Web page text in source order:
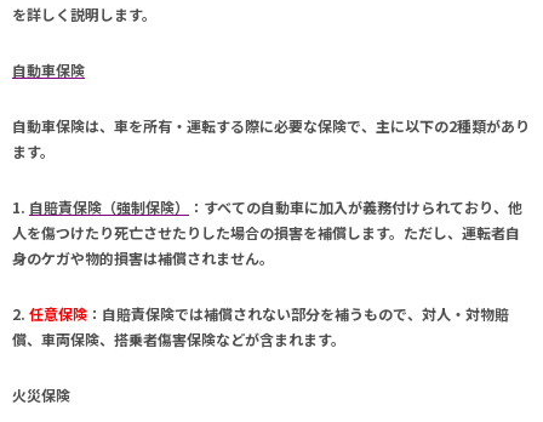
を詳しく説明します。
自動車保険
自動車保険は、車を所有・運転する際に必要な保険で、主に以下の2種類があり
ます。
1. 自賠責保険（強制保険）
：すべての自動車に加入が義務付けられており、他
人を傷つけたり死亡させたりした場合の損害を補償します。ただし、運転者自
身のケガや物的損害は補償されません。
2. 任意保険 ：自賠責保険では補償されない部分を補うもので、対人・対物賠
償、車両保険、搭乗者傷害保険などが含まれます。
火災保険